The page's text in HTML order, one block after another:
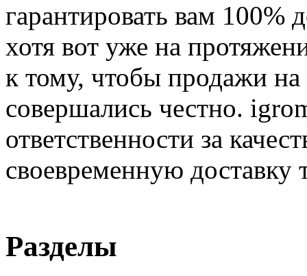
гарантировать вам 100%
хотя вот уже на
к тому, чтобы продажи
совершались честно.
ответственности за
своевременную доставку
Разделы